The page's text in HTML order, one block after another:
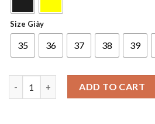
Size Giày
35 36 37 38 39
ADD TO CART